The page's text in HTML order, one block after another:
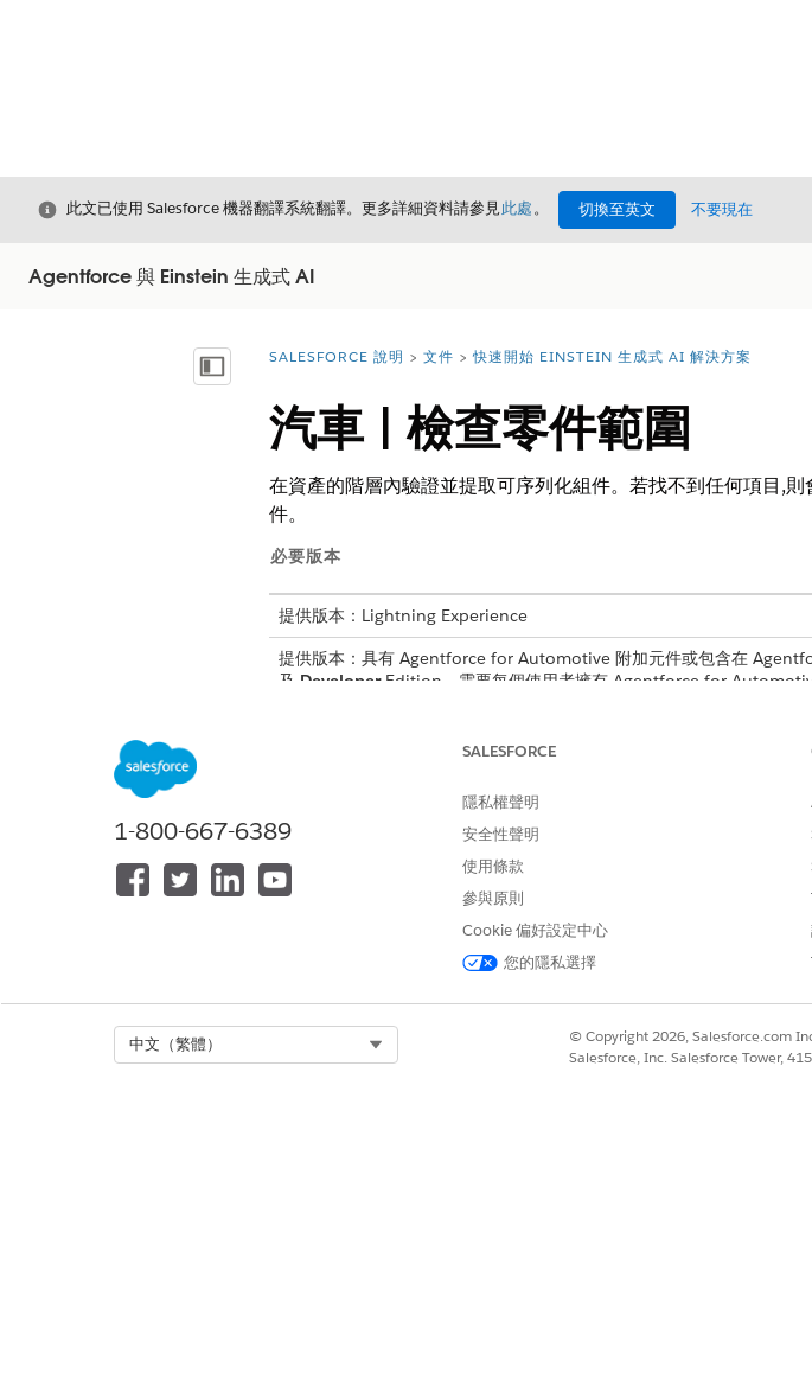
結束
此文已使用 Salesforce 機器翻譯系統翻譯。更多詳細資料請參見此處。 切換至英文 不要現在
Agentforce 與 Einstein 生成式 AI
顯示目錄 您位於此處：
SALESFORCE 說明 文件 快速開始 EINSTEIN 生成式 AI 解決方案
汽車 | 檢查零件範圍
在資產的階層內驗證並提取可序列化組件。若找不到任何項目,
件。
必要版本
提供版本：Lightning Experience
提供版本：具有 Agentforce for Automotive 附加元件或包含在
及 DeveloperEdition。需要每個使用者擁有 Agentforce for
API 名稱
1-800-667-6389
SALESFORCE
隱私權聲明
安全性聲明
使用條款
參與原則
Cookie 偏好設定中心
您的隱私選擇
中文（繁體）
© Copyright 2026, Salesforce.com
Salesforce, Inc. Salesforce Tower,